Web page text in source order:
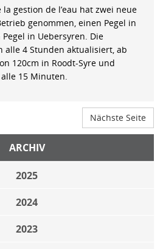
gestion de l’eau hat zwei neue
genommen, einen Pegel in
in Uebersyren. Die
alle 4 Stunden aktualisiert, ab
120cm in Roodt-Syre und
15 Minuten.
Nächste Seite
ARCHIV
2025
2024
2023